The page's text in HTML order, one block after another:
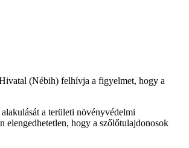
(Nébih) felhívja a figyelmet, hogy a
a területi növényvédelmi
elengedhetetlen, hogy a szőlőtulajdonosok